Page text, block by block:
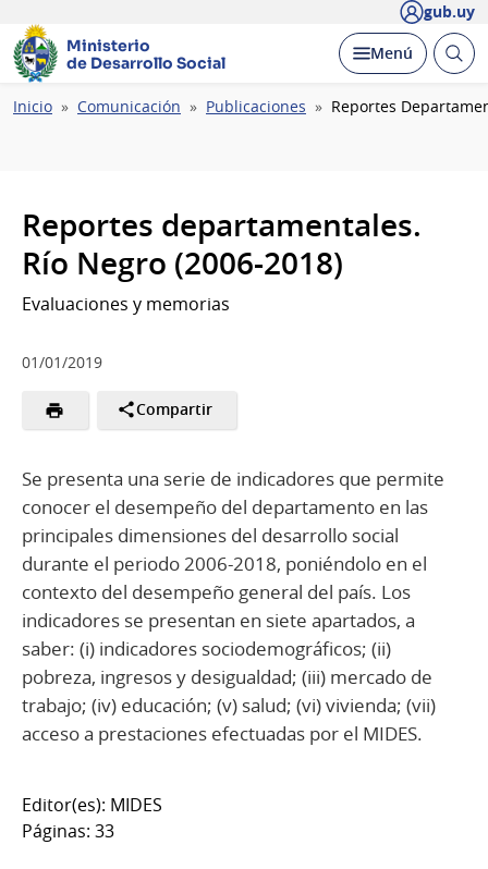
gub.uy
Ministerio
de Desarrollo Social
Desplegar
Menú Abrir
Ruta
Inicio Comunicación Publicaciones Reportes
Reportes departamentales.
Río Negro (2006-2018)
Evaluaciones y memorias
01/01/2019
Compartir
Se presenta una serie de indicadores que permite
conocer el desempeño del departamento en las
principales dimensiones del desarrollo social
durante el periodo 2006-2018, poniéndolo en el
contexto del desempeño general del país. Los
indicadores se presentan en siete apartados, a
saber: (i) indicadores sociodemográficos; (ii)
pobreza, ingresos y desigualdad; (iii) mercado de
trabajo; (iv) educación; (v) salud; (vi) vivienda; (vii)
acceso a prestaciones efectuadas por el MIDES.
Editor(es): MIDES
Páginas: 33